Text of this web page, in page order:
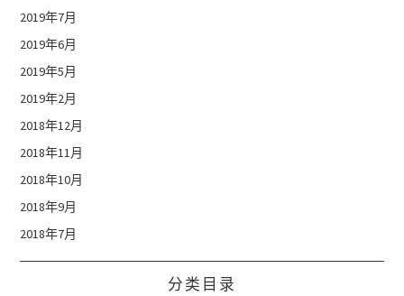
2019年7月
2019年6月
2019年5月
2019年2月
2018年12月
2018年11月
2018年10月
2018年9月
2018年7月
分类目录